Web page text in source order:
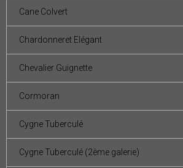
Cane Colvert
Chardonneret Elégant
Chevalier Guignette
Cormoran
Cygne Tuberculé
Cygne Tuberculé (2ème galerie)